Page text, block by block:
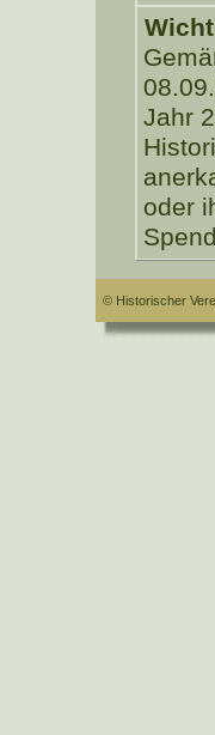
Jahr
oder
© Historischer